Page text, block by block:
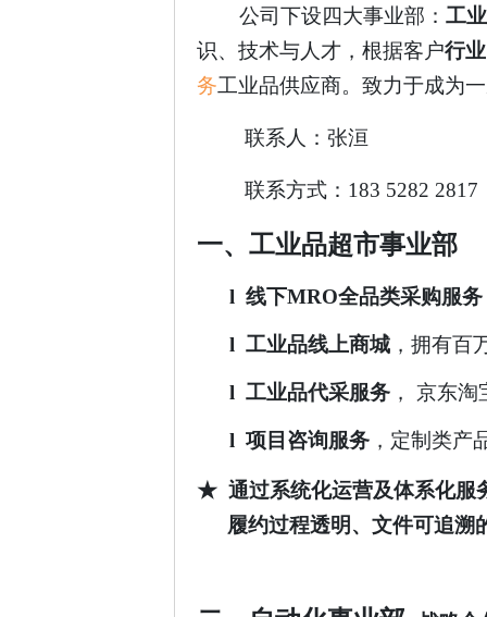
公司下设四大事业部：工
识、技术与人才，根据客户行
务工业品供应商。致力于成为
联系人：张洹
联系方式：183 5282 2817
一、工业品超市事业部
l 线下MRO全品类采购服务
l 工业品线上商城 ，拥有百
l 工业品代采服务 ， 京东淘
l 项目咨询服务 ，定制类产
★ 通过系统化运营及体系化服
履约过程透明、文件可追溯